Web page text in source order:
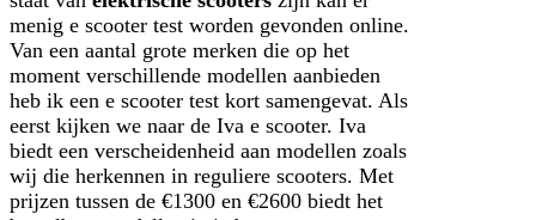
menig e scooter test worden gevonden online.
Van een aantal grote merken die op het
moment verschillende modellen aanbieden
heb ik een e scooter test kort samengevat. Als
eerst kijken we naar de Iva e scooter. Iva
biedt een verscheidenheid aan modellen zoals
wij die herkennen in reguliere scooters. Met
prijzen tussen de €1300 en €2600 biedt het